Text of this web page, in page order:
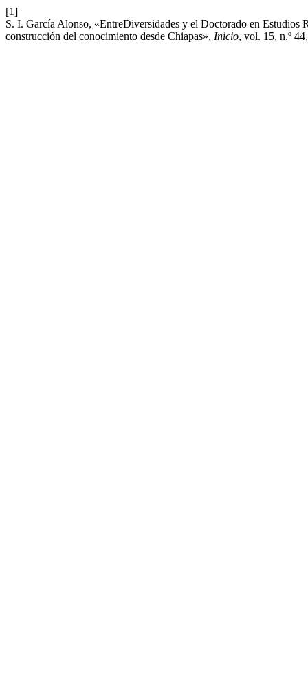
[1]
S. I. García Alonso, «EntreDiversidades y el Doctorado en Estudios
construcción del conocimiento desde Chiapas», Inicio, vol. 15, n.º